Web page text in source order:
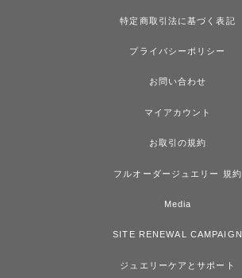
特定商取引法に基づく表記
プライバシーポリシー
お問い合わせ
マイアカウント
お取引の規約
フルオーダージュエリー 規約
Media
SITE RENEWAL CAMPAIGN
ジュエリーケアとサポート